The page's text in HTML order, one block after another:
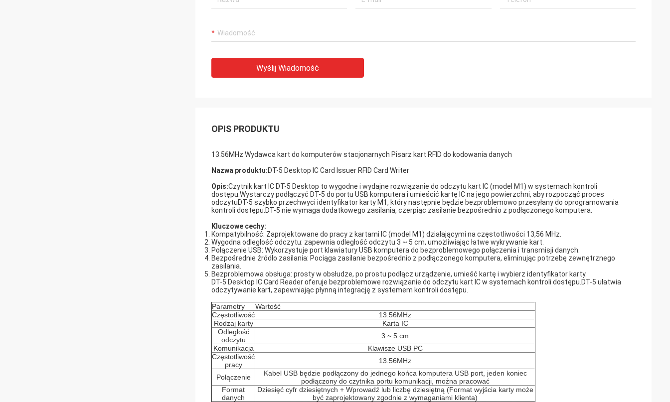
Wyślij Wiadomość
OPIS PRODUKTU
13.56MHz Wydawca kart do komputerów stacjonarnych Pisarz kart RFID do kodowania danych
Nazwa produktu:DT-5 Desktop IC Card Issuer RFID Card Writer
Opis:Czytnik kart IC DT-5 Desktop to wygodne i wydajne rozwiązanie do odczytu kart IC (model M1) w systemach kontroli
dostępu.Wystarczy podłączyć DT-5 do portu USB komputera i umieścić kartę IC na jego powierzchni, aby rozpocząć proces
odczytuDT-5 szybko przechwyci identyfikator karty M1, który następnie będzie bezproblemowo przesyłany do oprogramowania
kontroli dostępu.DT-5 nie wymaga dodatkowego zasilania, czerpiąc zasilanie bezpośrednio z podłączonego komputera.
Kluczowe cechy:
Kompatybilność: Zaprojektowane do pracy z kartami IC (model M1) działającymi na częstotliwości 13,56 MHz.
Wygodna odległość odczytu: zapewnia odległość odczytu 3 ~ 5 cm, umożliwiając łatwe wykrywanie kart.
Połączenie USB: Wykorzystuje port klawiatury USB komputera do bezproblemowego połączenia i transmisji danych.
Bezpośrednie źródło zasilania: Pociąga zasilanie bezpośrednio z podłączonego komputera, eliminując potrzebę zewnętrznego
zasilania.
Bezproblemowa obsługa: prosty w obsłudze, po prostu podłącz urządzenie, umieść kartę i wybierz identyfikator karty.
DT-5 Desktop IC Card Reader oferuje bezproblemowe rozwiązanie do odczytu kart IC w systemach kontroli dostępu.DT-5 ułatwia
odczytywanie kart, zapewniając płynną integrację z systemem kontroli dostępu.
Parametry
Wartość
Częstotliwość
13.56MHz
Rodzaj karty
Karta IC
Odległość
odczytu
3 ~ 5 cm
Komunikacja
Klawisze USB PC
Częstotliwość
pracy
13.56MHz
Połączenie
Kabel USB będzie podłączony do jednego końca komputera USB port, jeden koniec
podłączony do czytnika portu komunikacji, można pracować
Format
danych
Dziesięć cyfr dziesiętnych + Wprowadź lub liczbę dziesiętną (Format wyjścia karty może
być zaprojektowany zgodnie z wymaganiami klienta)